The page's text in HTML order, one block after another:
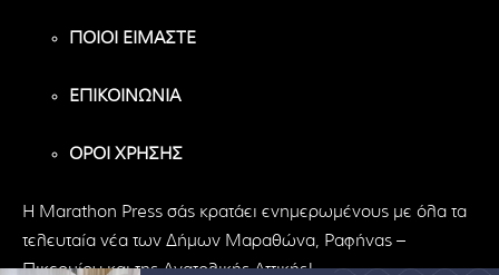
ΠΟΙΟΙ ΕΙΜΑΣΤΕ
ΕΠΙΚΟΙΝΩΝΙΑ
ΟΡΟΙ ΧΡΗΣΗΣ
H Marathon Press σάς κρατάει ενημερωμένους με όλα τα
τελευταία νέα των Δήμων Μαραθώνα, Ραφήνας –
Πικερμίου και της Ανατολικής Αττικής!